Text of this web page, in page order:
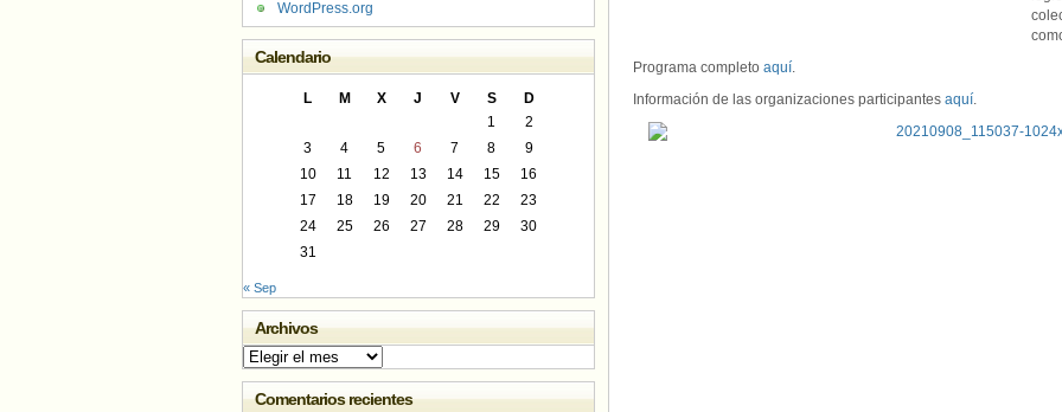
Programa completo aquí.
Información de las organizaciones participantes aquí.
WordPress.org
Calendario
L M X J V S
D
1
2
3
4 5 6 7 8
9
10
11 12 13 14 15
16
17
18 19 20 21 22
23
24
25 26 27 28 29
30
31
« Sep
Archivos
Archivos
Comentarios recientes